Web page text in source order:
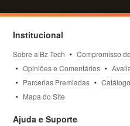
Institucional
Sobre a Bz Tech
Compromisso
Opiniões e Comentários
Parcerias Premiadas
Mapa do Site
Ajuda e Suporte